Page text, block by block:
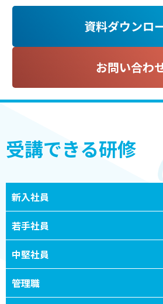
資料ダウンロ
お問い合わ
受講できる研修
新入社員
若手社員
中堅社員
管理職